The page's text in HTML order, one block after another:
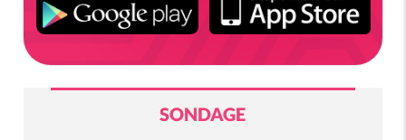
SONDAGE